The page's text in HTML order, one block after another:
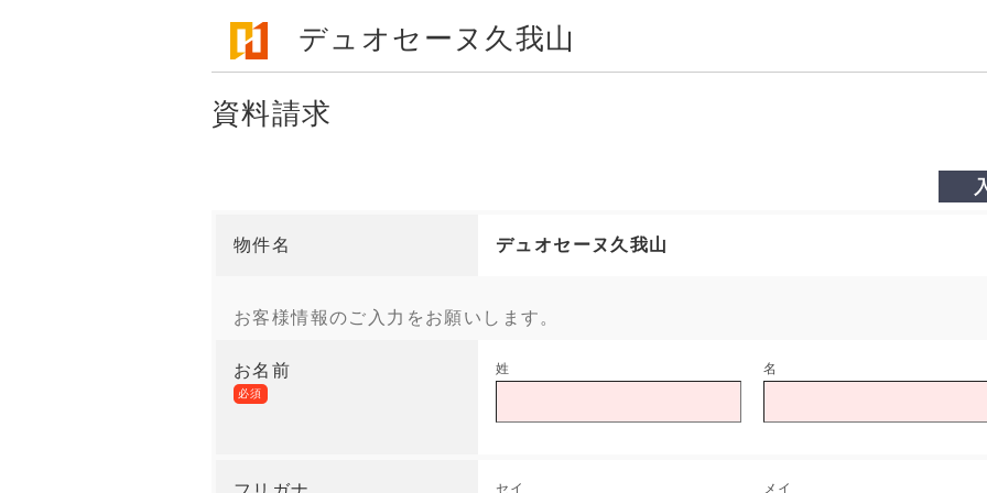
デュオセーヌ久我山
資料請求
物件名 デュオセーヌ久我山
お客様情報のご入力をお願いします。
お名前
必須
姓 名
セイ メイ